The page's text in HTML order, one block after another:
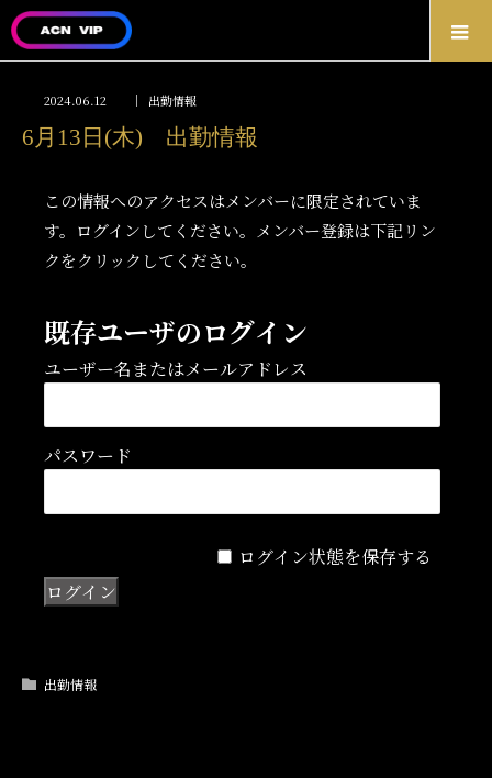
2024.06.12 出勤情報
6月13日(木) 出勤情報
この情報へのアクセスはメンバーに限定されていま
す。ログインしてください。メンバー登録は下記リン
クをクリックしてください。
既存ユーザのログイン
ユーザー名またはメールアドレス
パスワード
ログイン状態を保存する
出勤情報